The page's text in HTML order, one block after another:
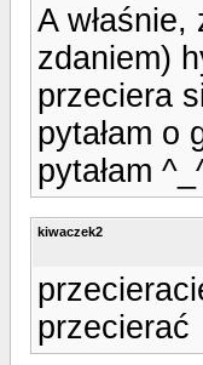
A
zdaniem)
przeciera
pytałam o
pytałam
kiwaczek2
przecierać